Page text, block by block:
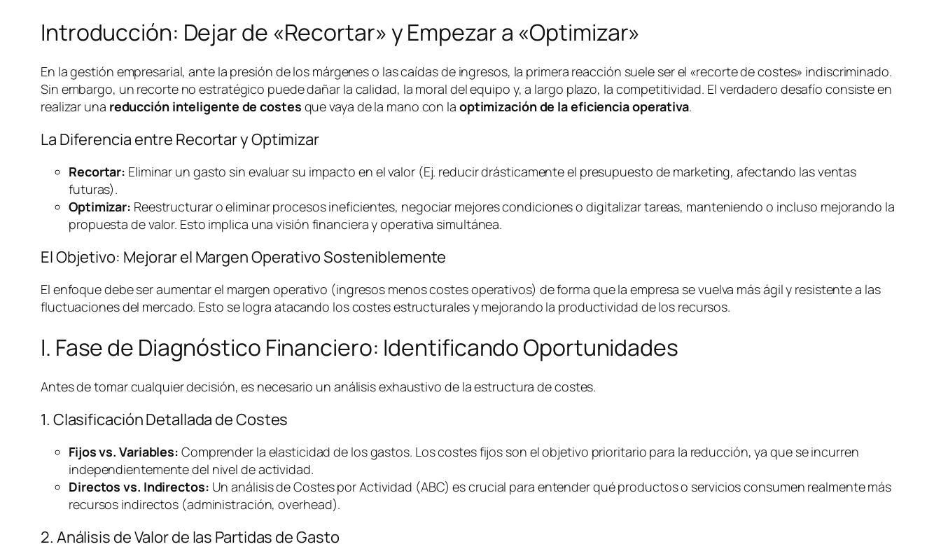
Introducción: Dejar de «Recortar» y Empezar a «Optimizar»
En la gestión empresarial, ante la presión de los márgenes o las caídas de ingresos, la primera reacción suele ser el «recorte de costes» indiscriminado.
Sin embargo, un recorte no estratégico puede dañar la calidad, la moral del equipo y, a largo plazo, la competitividad. El verdadero desafío consiste en
realizar una reducción inteligente de costes que vaya de la mano con la optimización de la eficiencia operativa.
La Diferencia entre Recortar y Optimizar
Recortar: Eliminar un gasto sin evaluar su impacto en el valor (Ej. reducir drásticamente el presupuesto de marketing, afectando las ventas
futuras).
Optimizar: Reestructurar o eliminar procesos ineficientes, negociar mejores condiciones o digitalizar tareas, manteniendo o incluso mejorando la
propuesta de valor. Esto implica una visión financiera y operativa simultánea.
El Objetivo: Mejorar el Margen Operativo Sosteniblemente
El enfoque debe ser aumentar el margen operativo (ingresos menos costes operativos) de forma que la empresa se vuelva más ágil y resistente a las
fluctuaciones del mercado. Esto se logra atacando los costes estructurales y mejorando la productividad de los recursos.
I. Fase de Diagnóstico Financiero: Identificando Oportunidades
Antes de tomar cualquier decisión, es necesario un análisis exhaustivo de la estructura de costes.
1. Clasificación Detallada de Costes
Fijos vs. Variables: Comprender la elasticidad de los gastos. Los costes fijos son el objetivo prioritario para la reducción, ya que se incurren
independientemente del nivel de actividad.
Directos vs. Indirectos: Un análisis de Costes por Actividad (ABC) es crucial para entender qué productos o servicios consumen realmente más
recursos indirectos (administración,overhead).
2. Análisis de Valor de las Partidas de Gasto